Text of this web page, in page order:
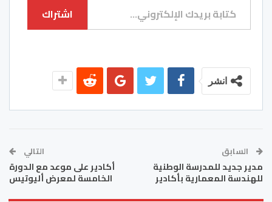
اشتراك
انشر
السابق
مدير جديد للمدرسة الوطنية
للهندسة المعمارية بأكادير
التالي
أكادير على موعد مع الدورة
الخامسة لمعرض أليوتيس